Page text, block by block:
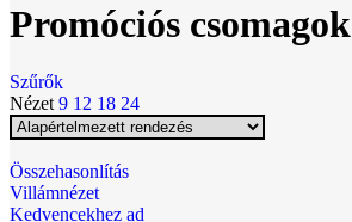
Promóciós csomagok
Szűrők
Nézet 9 12 18 24
Összehasonlítás
Villámnézet
Kedvencekhez ad